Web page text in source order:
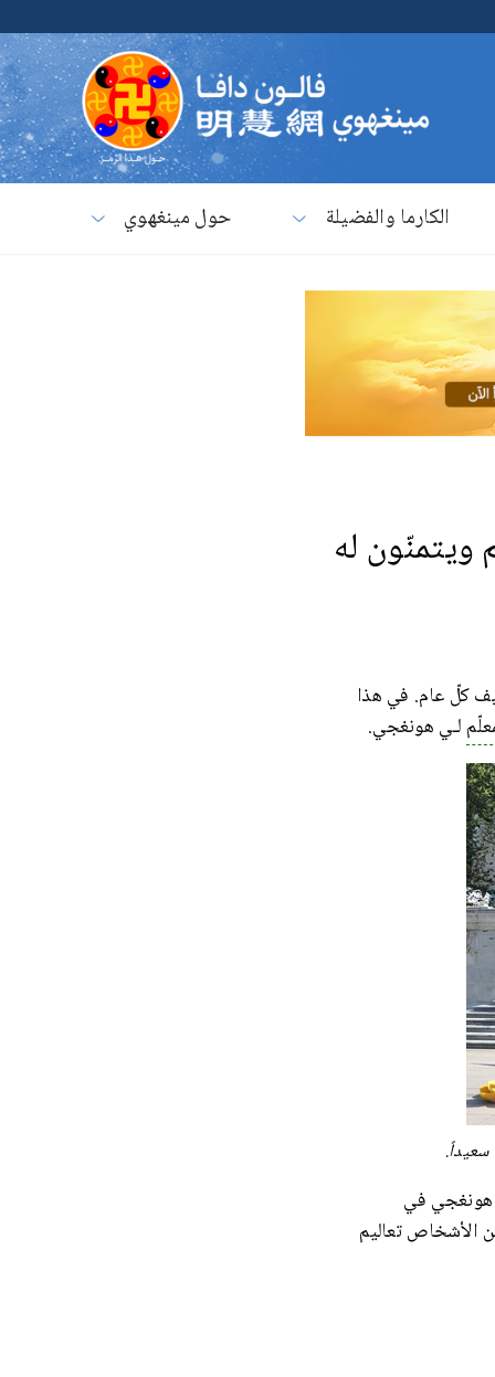
الكارما والفضيلة حول مينغهوي
ويتمنّون له
كلّ عام. في هذا
لـي هونغجي.
سعيداً.
هونغجي في
ملايين الأشخاص تعاليم